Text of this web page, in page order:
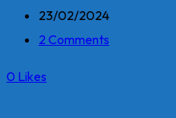
23/02/2024
2 Comments
0 Likes